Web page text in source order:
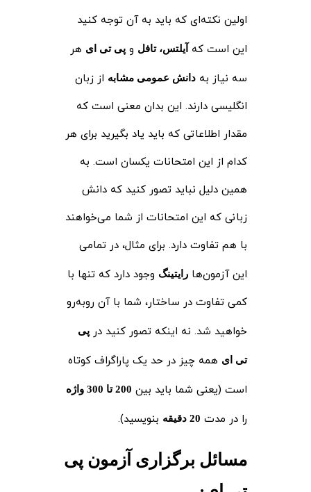
اولین نکته‌ای که باید به آن توجه کنید
این است که
آیلتس، تافل وپی تی ای هر
سه نیاز به دانش عمومی مشابه از زبان
انگلیسی دارند. این بدان معنی است که
مقدار اطلاعاتی که باید یاد بگیرید برای هر
کدام از این امتحانات یکسان است. به
همین دلیل نباید تصور کنید که دانش
زبانی که این امتحانات از شما می‌خواهند
با هم تفاوت دارد. برای مثال، در تمامی
این آزمون‌ها رایتینگ وجود دارد که تنها با
کمی تفاوت در ساختار، شما با آن روبه‌رو
خواهید شد. نه اینکه تصور کنید درپی
تی ای همه چیز در حد یک پاراگراف کوتاه
است (یعنی شما باید بین 200 تا 300 واژه
را در مدت 20 دقیقه بنویسید).
مسائل برگزاری آزمون پی